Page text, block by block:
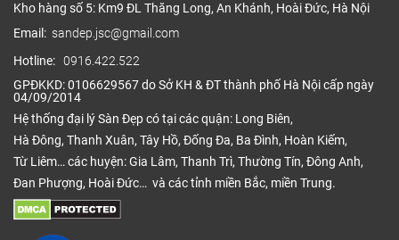
Kho hàng số 5: Km9 ĐL Thăng Long, An Khánh, Hoài Đức, Hà Nội
Email: sandep.jsc@gmail.com
Hotline: 0916.422.522
GPĐKKD: 0106629567 do Sở KH & ĐT thành phố Hà Nội cấp ngày
04/09/2014
Hệ thống đại lý Sàn Đẹp có tại các quận: Long Biên,
Hà Đông, Thanh Xuân, Tây Hồ, Đống Đa, Ba Đình, Hoàn Kiếm,
Từ Liêm… các huyện: Gia Lâm, Thanh Trì, Thường Tín, Đông Anh,
Đan Phượng, Hoài Đức… và các tỉnh miền Bắc, miền Trung.